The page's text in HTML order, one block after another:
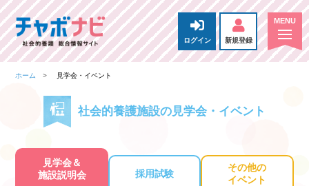
ログイン 新規登録
ホーム 見学会・イベント
社会的養護施設の見学会・イベント
見学会＆
施設説明会
採用試験
その他の
イベント